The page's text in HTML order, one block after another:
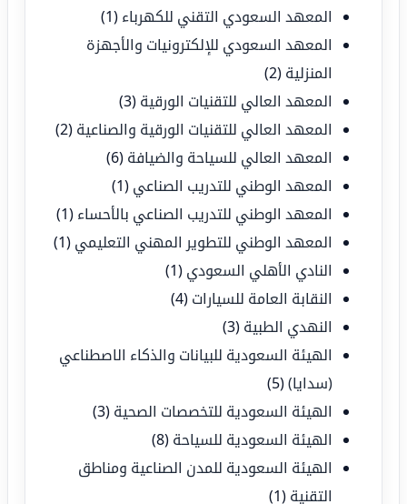
المعهد السعودي التقني للكهرباء (1)
المعهد السعودي للإلكترونيات والأجهزة
المنزلية (2)
المعهد العالي للتقنيات الورقية (3)
المعهد العالي للتقنيات الورقية والصناعية (2)
المعهد العالي للسياحة والضيافة (6)
المعهد الوطني للتدريب الصناعي (1)
المعهد الوطني للتدريب الصناعي بالأحساء (1)
المعهد الوطني للتطوير المهني التعليمي (1)
النادي الأهلي السعودي (1)
النقابة العامة للسيارات (4)
النهدي الطبية (3)
الهيئة السعودية للبيانات والذكاء الاصطناعي
(سدايا)(5)
الهيئة السعودية للتخصصات الصحية (3)
الهيئة السعودية للسياحة (8)
الهيئة السعودية للمدن الصناعية ومناطق
التقنية (1)